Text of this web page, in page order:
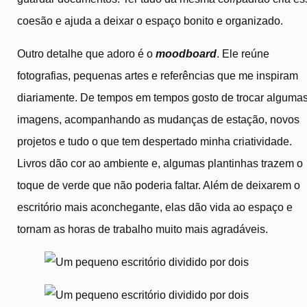
coesão e ajuda a deixar o espaço bonito e organizado.
Outro detalhe que adoro é o moodboard. Ele reúne
fotografias, pequenas artes e referências que me inspiram
diariamente. De tempos em tempos gosto de trocar
imagens, acompanhando as mudanças de estação, novos
projetos e tudo o que tem despertado minha criatividade.
Livros dão cor ao ambiente e, algumas plantinhas trazem o
toque de verde que não poderia faltar. Além de deixarem o
escritório mais aconchegante, elas dão vida ao espaço e
tornam as horas de trabalho muito mais agradáveis.